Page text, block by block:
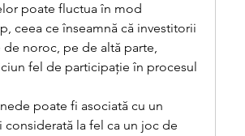
poate fluctua în mod
ceea ce înseamnă că investitorii
de noroc, pe de altă parte,
fel de participație în procesul
poate fi asociată cu un
la fel ca un joc de